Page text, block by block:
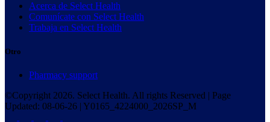
Acerca de Select Health
Comunícate con Select Health
Trabaja en Select Health
Otro
Pharmacy support
©Copyright 2026. Select Health. All rights Reserved | Page
Updated: 08-06-26 | Y0165_4224000_2026SP_M